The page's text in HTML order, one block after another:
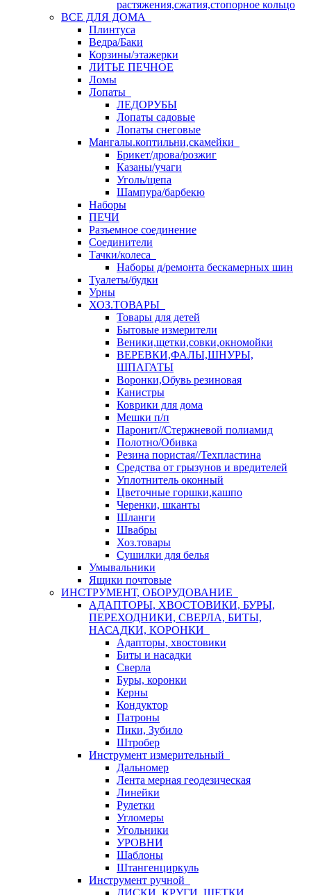
растяжения,сжатия,стопорное кольцо
ВСЕ ДЛЯ ДОМА
Плинтуса
Ведра/Баки
Корзины/этажерки
ЛИТЬЕ ПЕЧНОЕ
Ломы
Лопаты
ЛЕДОРУБЫ
Лопаты садовые
Лопаты снеговые
Мангалы.коптильни,скамейки
Брикет/дрова/розжиг
Казаны/учаги
Уголь/щепа
Шампура/барбекю
Наборы
ПЕЧИ
Разъемное соединение
Соединители
Тачки/колеса
Наборы д/ремонта бескамерных шин
Туалеты/будки
Урны
ХОЗ.ТОВАРЫ
Товары для детей
Бытовые измерители
Веники,щетки,совки,окномойки
ВЕРЕВКИ,ФАЛЫ,ШНУРЫ,
ШПАГАТЫ
Воронки,Обувь резиновая
Канистры
Коврики для дома
Мешки п/п
Паронит//Стержневой полиамид
Полотно/Обивка
Резина пористая//Техпластина
Средства от грызунов и вредителей
Уплотнитель оконный
Цветочные горшки,кашпо
Черенки, шканты
Шланги
Швабры
Хоз.товары
Сушилки для белья
Умывальники
Ящики почтовые
ИНСТРУМЕНТ, ОБОРУДОВАНИЕ
АДАПТОРЫ, ХВОСТОВИКИ, БУРЫ,
ПЕРЕХОДНИКИ, СВЕРЛА, БИТЫ,
НАСАДКИ, КОРОНКИ
Адапторы, хвостовики
Биты и насадки
Сверла
Буры, коронки
Керны
Кондуктор
Патроны
Пики, Зубило
Штробер
Инструмент измерительный
Дальномер
Лента мерная геодезическая
Линейки
Рулетки
Угломеры
Угольники
УРОВНИ
Шаблоны
Штангенциркуль
Инструмент ручной
ДИСКИ, КРУГИ, ЩЕТКИ